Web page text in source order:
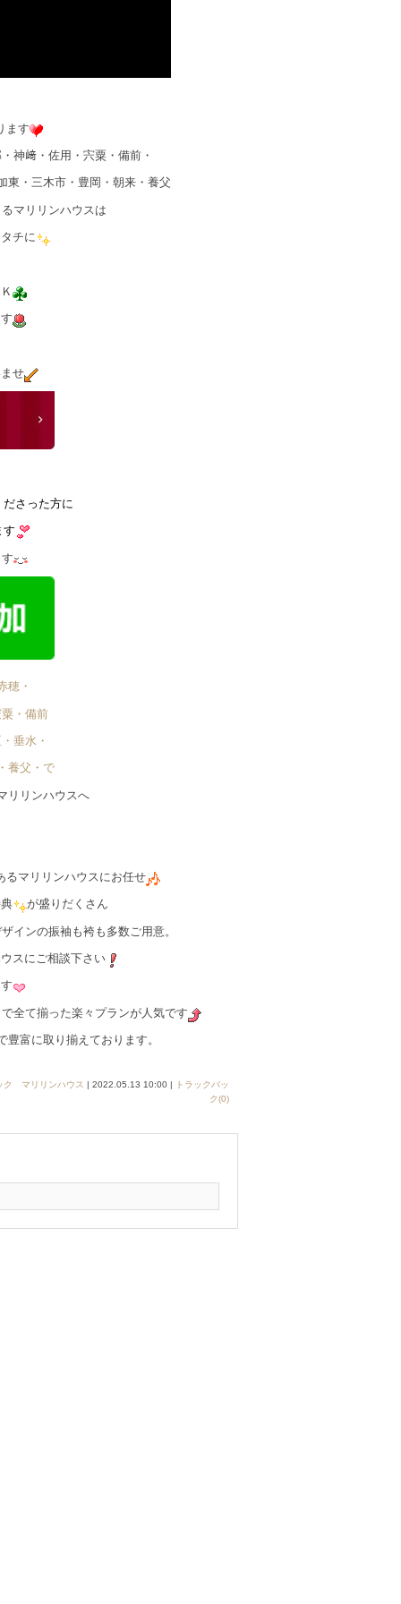
ます
神﨑・佐用・宍粟・備前・
東・三木市・豊岡・朝来・養父
マリリンハウスは
チに
せ
さった方に
す
穂・
・備前
垂水・
養父・で゙
リリンハウスへ
るマリリンハウスにお任せ
が盛りだくさん
インの振袖も袴も多数ご用意。
スにご相談下さい
全て揃った楽々プランが人気です
富に取り揃えております。
ク マリリンハウス | 2022.05.13 10:00 |
トラックバッ
ク(0)